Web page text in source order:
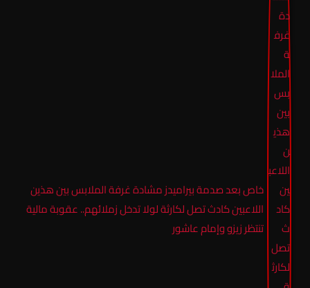
خاص بعد صدمة بيراميدز مشادة غرفة الملابس بين هذين
اللاعبين كادث تصل لكارثة لولا تدخل زملائهم.. عقوبة مالية
تنتظر زيزو وإمام عاشور